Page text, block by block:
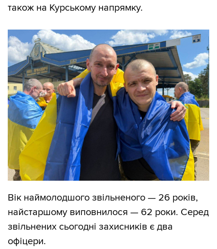
також на Курському напрямку.
Вік наймолодшого звільненого — 26 років,
найстаршому виповнилося — 62 роки. Серед
звільнених сьогодні захисників є два
офіцери.